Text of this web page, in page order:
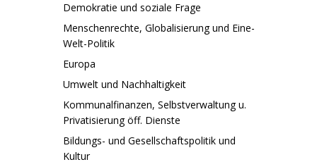
Demokratie und soziale Frage
Menschenrechte, Globalisierung und Eine-
Welt-Politik
Europa
Umwelt und Nachhaltigkeit
Kommunalfinanzen, Selbstverwaltung u.
Privatisierung öff. Dienste
Bildungs- und Gesellschaftspolitik und
Kultur